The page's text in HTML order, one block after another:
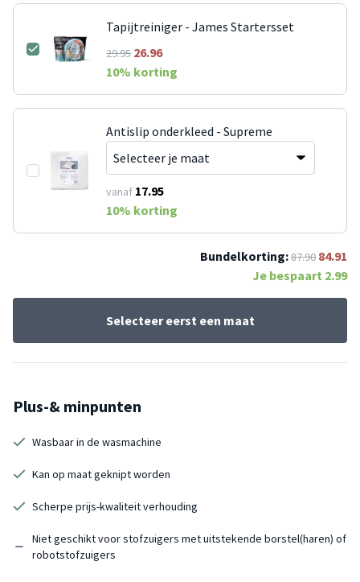
Tapijtreiniger - James Startersset
29.9526.96
10% korting
Antislip onderkleed - Supreme
vanaf 17.95
10% korting
Bundelkorting:87.90 84.91
Je bespaart 2.99
Selecteer eerst een maat
Plus-& minpunten
Wasbaar in de wasmachine
Kan op maat geknipt worden
Scherpe prijs-kwaliteit verhouding
Niet geschikt voor stofzuigers met uitstekende borstel(haren) of
robotstofzuigers